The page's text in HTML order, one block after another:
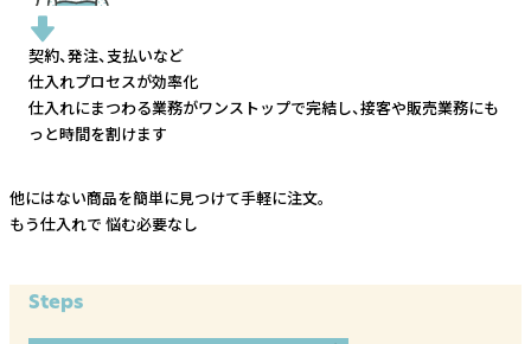
契約、発注、支払いなど
仕入れプロセスが効率化
仕入れにまつわる業務がワンストップで完結し、接客や販売業務にも
っと時間を割けます
他にはない商品を簡単に見つけて手軽に注文。
もう仕入れで 悩む必要なし
Steps